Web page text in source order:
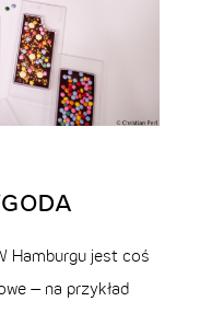
Hamburgu jest coś
– na przykład